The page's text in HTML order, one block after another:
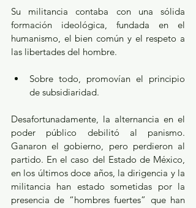
Su militancia contaba con una sólida
formación ideológica, fundada en el
humanismo, el bien común y el respeto a
las libertades del hombre.
Sobre todo, promovían el principio
de subsidiaridad.
Desafortunadamente, la alternancia en el
poder público debilitó al panismo.
Ganaron el gobierno, pero perdieron al
partido. En el caso del Estado de México,
en los últimos doce años, la dirigencia y la
militancia han estado sometidas por la
presencia de “hombres fuertes” que han